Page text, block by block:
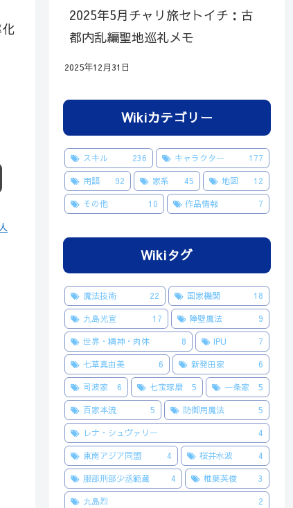
2025年5月チャリ旅セトイチ：古
都内乱編聖地巡礼メモ
2025年12月31日
Wikiカテゴリー
スキル 236 キャラクター 177
用語 92 家系 45 地図 12
その他 10 作品情報 7
Wikiタグ
魔法技術 22 国家機関 18
九島光宣 17 障壁魔法 9
世界・精神・肉体 8 IPU 7
七草真由美 6 新発田家 6
司波家 6 七宝琢磨 5 一条家 5
百家本流 5 防御用魔法 5
レナ・シュヴァリー 4
東南アジア同盟 4 桜井水波 4
服部刑部少丞範蔵 4 椎葉英俊 3
九島烈 2